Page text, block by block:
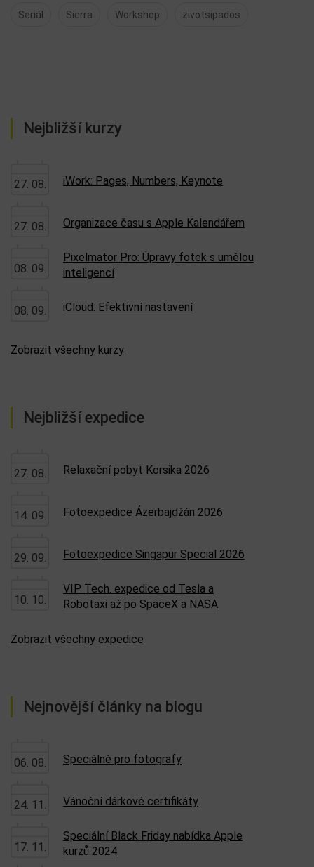
Seriál Sierra Workshop zivotsipados
Nejbližší kurzy
27. 08. iWork: Pages, Numbers, Keynote
27. 08. Organizace času s Apple Kalendářem
08. 09.
Pixelmator Pro: Úpravy fotek s umělou
inteligencí
08. 09. iCloud: Efektivní nastavení
Zobrazit všechny kurzy
Nejbližší expedice
27. 08. Relaxační pobyt Korsika 2026
14. 09. Fotoexpedice Ázerbajdžán 2026
29. 09. Fotoexpedice Singapur Special 2026
10. 10.
VIP Tech. expedice od Tesla a
Robotaxi až po SpaceX a NASA
Zobrazit všechny expedice
Nejnovější články na blogu
06. 08. Speciálně pro fotografy
24. 11. Vánoční dárkové certifikáty
17. 11.
Speciální Black Friday nabídka Apple
kurzů 2024